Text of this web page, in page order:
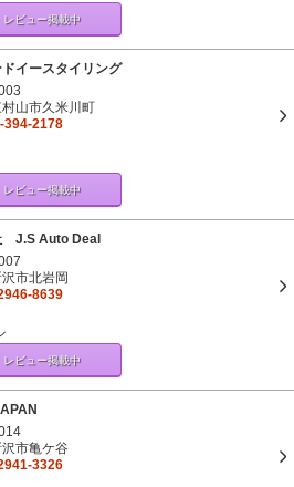
レビュー掲載中
イースタイリング
山市久米川町
394-2178
レビュー掲載中
J.S Auto Deal
市北岩岡
8639
レビュー掲載中
市亀ケ谷
3326